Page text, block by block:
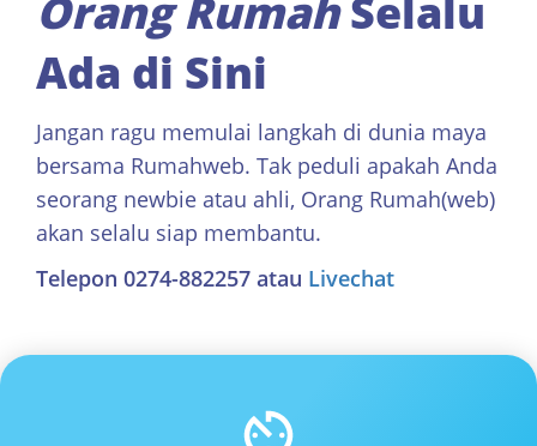
Orang RumahSelalu
Ada di Sini
Jangan ragu memulai langkah di dunia maya
bersama Rumahweb. Tak peduli apakah Anda
seorang newbie atau ahli, Orang Rumah(web)
akan selalu siap membantu.
Telepon 0274-882257 atau Livechat